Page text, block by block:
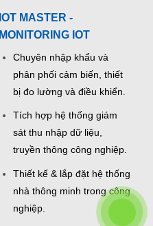
IOT MASTER -
MONITORING IOT
Chuyên nhập khẩu và
phân phối cảm biến, thiết
bị đo lường và điều khiển.
Tích hợp hệ thống giám
sát thu nhập dữ liệu,
truyền thông công nghiệp.
Thiết kế & lắp đặt hệ thống
nhà thông minh trong công
nghiệp.